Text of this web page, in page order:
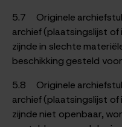
5.7 Originele
archief (plaatsingslijst of
zijnde in slechte
beschikking gesteld
5.8 Originele
archief (plaatsingslijst of
zijnde niet openbaar,